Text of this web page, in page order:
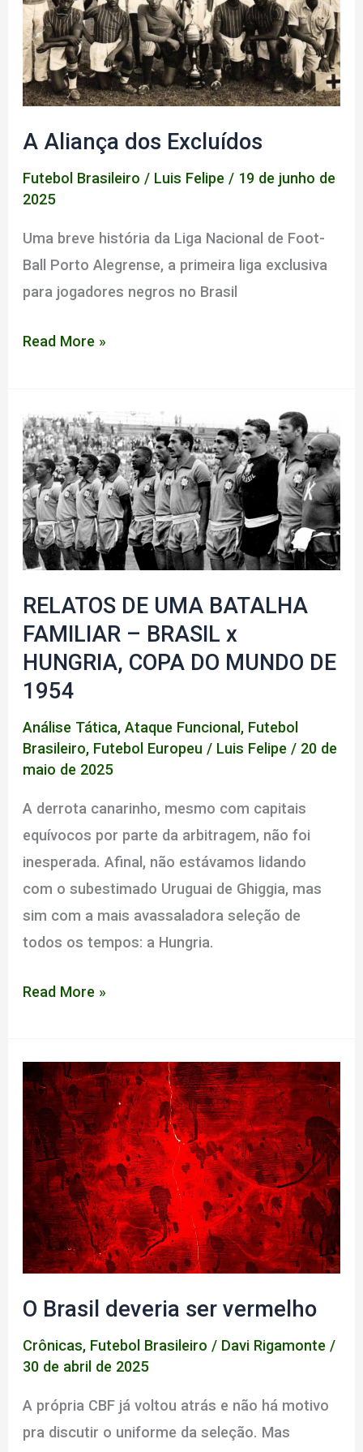
do
Mundo
de
clubes
A Aliança dos Excluídos
Futebol Brasileiro / Luis Felipe / 19 de junho de
2025
Uma breve história da Liga Nacional de Foot-
Ball Porto Alegrense, a primeira liga exclusiva
para jogadores negros no Brasil
A
Excluídos
Read More »
RELATOS DE UMA BATALHA
FAMILIAR – BRASIL x
HUNGRIA, COPA DO MUNDO DE
1954
Análise Tática,Ataque Funcional , Futebol
Brasileiro, Futebol Europeu / Luis Felipe / 20 de
maio de 2025
A derrota canarinho, mesmo com capitais
equívocos por parte da arbitragem, não foi
inesperada. Afinal, não estávamos lidando
com o subestimado Uruguai de Ghiggia, mas
sim com a mais avassaladora seleção de
todos os tempos: a Hungria.
RELATOS
BATALHA
FAMILIAR
–
BRASIL
x
HUNGRIA,
COPA
DO
DE
1954
Read More »
O Brasil deveria ser vermelho
Crônicas, Futebol Brasileiro / Davi Rigamonte /
30 de abril de 2025
A própria CBF já voltou atrás e não há motivo
pra discutir o uniforme da seleção. Mas